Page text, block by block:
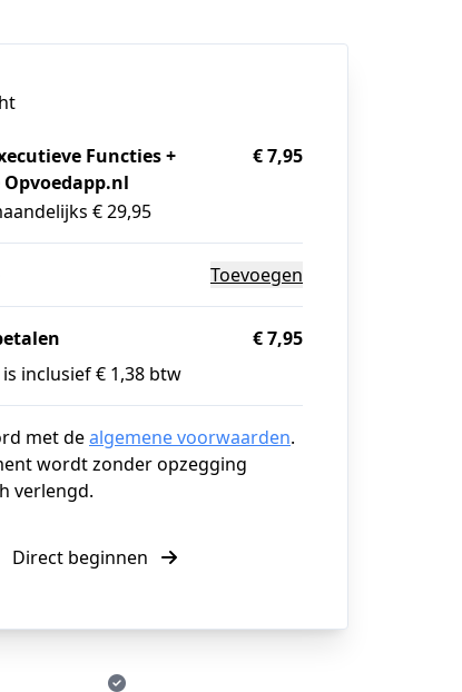
Functies +
€ 29,95
€ 7,95
Toevoegen
€ 7,95
inclusief € 1,38 btw
met dealgemene voorwaarden.
wordt zonder opzegging
verlengd.
Direct beginnen